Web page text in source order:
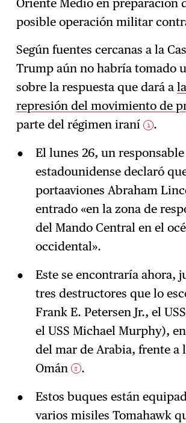
posible operación militar
Según fuentes cercanas a la
Trump aún no habría tomado
sobre la respuesta que dará a
represión del movimiento de
parte del régimen iraní 1 .
El lunes 26, un responsable
estadounidense declaró
portaaviones Abraham
entrado «en la zona de
del Mando Central en el
occidental».
Este se encontraría ahora,
tres destructores que lo
Frank E. Petersen Jr., el
el USS Michael Murphy),
del mar de Arabia, frente a
Omán
2 .
Estos buques están
varios misiles Tomahawk